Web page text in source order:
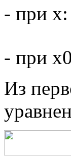
- при
- при
Из